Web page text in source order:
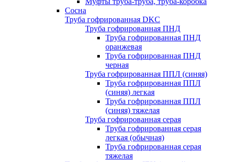
Сосна
Труба гофрированная DKC
Труба гофрированная ПНД
Труба гофрированная ПНД
оранжевая
Труба гофрированная ПНД
черная
Труба гофрированная ППЛ (синяя)
Труба гофрированная ППЛ
(синяя) легкая
Труба гофрированная ППЛ
(синяя) тяжелая
Труба гофрированная серая
Труба гофрированная серая
легкая (обычная)
Труба гофрированная серая
тяжелая